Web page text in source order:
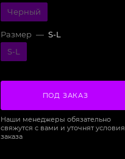
Черный
Размер — S-L
S-L
ПОД ЗАКАЗ
Наши менеджеры обязательно
свяжутся с вами и уточнят условия
заказа